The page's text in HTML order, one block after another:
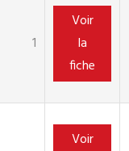
1
Voir
la
fiche
Voir